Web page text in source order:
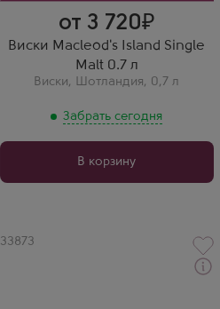
от 3 720
Виски Macleod's Island Single
Malt 0.7 л
Виски, Шотландия, 0,7 л
Забрать сегодня
В корзину
Артикул
33873